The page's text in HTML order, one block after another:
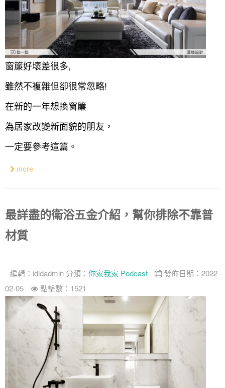
窗簾好壞差很多,
雖然不複雜但卻很常忽略!
在新的一年想換窗簾
為居家改變新面貌的朋友，
一定要參考這篇。
more
最詳盡的衛浴五金介紹，幫你排除不靠普
材質
編輯： ididadmin 分類： 你家我家 Podcast
發佈日期：2022-
02-05
點擊數：1521
裝潢進階計算機
裝潢圖紙免費健檢
商業空間
辦公室
其他
小坪數
21~30坪
31~50坪
風格
現代
簡約
中式
美式
預算
150萬以內
台北市
新北市
桃園 新竹 竹北
360環景體驗
你家我家 Podcast
虛擬線上裝潢
系統櫃
綠建材
居家風水
全站搜尋
線上賞屋
北部
徵設計師